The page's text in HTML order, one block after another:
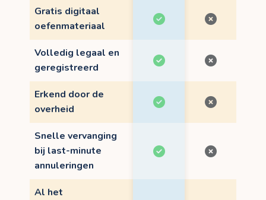
Gratis digitaal
oefenmateriaal
Volledig legaal en
geregistreerd
Erkend door de
overheid
Snelle vervanging
bij last-minute
annuleringen
Al het